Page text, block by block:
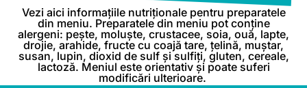
Vezi aici informațiile nutriționale pentru preparatele
din meniu. Preparatele din meniu pot conține
alergeni: pește, moluște, crustacee, soia, ouă, lapte,
drojie, arahide, fructe cu coajă tare, țelină, muștar,
susan, lupin, dioxid de sulf și sulfiți, gluten, cereale,
lactoză. Meniul este orientativ și poate suferi
modificări ulterioare.